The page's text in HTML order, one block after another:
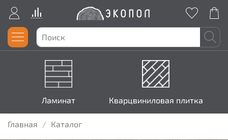
Ламинат Кварцвиниловая плитка
Главная Каталог